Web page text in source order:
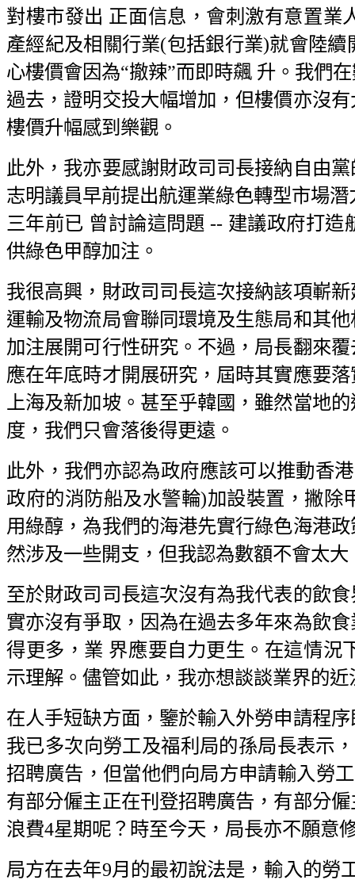
對樓市發出 正面信息，會刺激有意置業
產經紀及相關行業(包括銀行業)就會陸
心樓價會因為“撤辣”而即時飆 升。我們
過去，證明交投大幅增加，但樓價亦沒
樓價升幅感到樂觀。
此外，我亦要感謝財政司司長接納自由
志明議員早前提出航運業綠色轉型市場
三年前已 曾討論這問題 -- 建議政府打
供綠色甲醇加注。
我很高興，財政司司長這次接納該項嶄
運輸及物流局會聯同環境及生態局和其
加注展開可行性研究。不過，局長翻來
應在年底時才開展研究，屆時其實應要
上海及新加坡。甚至乎韓國，雖然當地
度，我們只會落後得更遠。
此外，我們亦認為政府應該可以推動香
政府的消防船及水警輪)加設裝置，撇除
用綠醇，為我們的海港先實行綠色海港
然涉及一些開支，但我認為數額不會太
至於財政司司長這次沒有為我代表的飲
實亦沒有爭取，因為在過去多年來為飲
得更多，業 界應要自力更生。在這情況
示理解。儘管如此，我亦想談談業界的近
在人手短缺方面，鑒於輸入外勞申請程
我已多次向勞工及福利局的孫局長表示
招聘廣告，但當他們向局方申請輸入勞
有部分僱主正在刊登招聘廣告，有部分
浪費4星期呢？時至今天，局長亦不願意
局方在去年9月的最初說法是，輸入的勞